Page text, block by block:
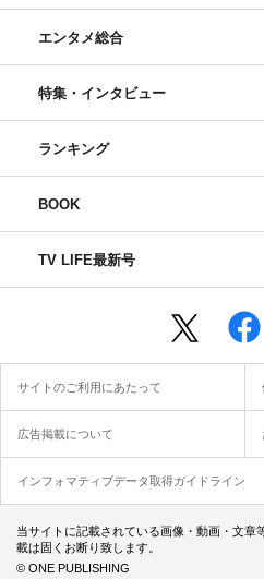
エンタメ総合
特集・インタビュー
ランキング
BOOK
TV LIFE最新号
サイトのご利用にあたって
広告掲載について
インフォマティブデータ取得ガイドライン
当サイトに記載されている画像・動画・文章
載は固くお断り致します。
© ONE PUBLISHING